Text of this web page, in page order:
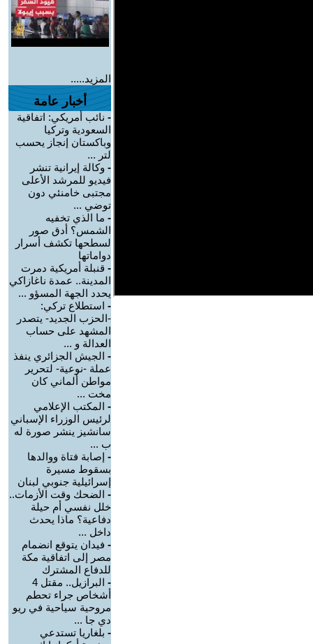
المزيد.....
أخبار عامة
- نائب أمريكي: اتفاقية
السعودية وتركيا
وباكستان إنجاز يحسب
لتر ...
- وكالة إيرانية تنشر
فيديو للمرشد الأعلى
مجتبى خامنئي دون
توضي ...
- ما الذي تخفيه
الشمس؟ أدق صور
لسطحها تكشف أسرار
دواماتها
- قنبلة أمريكية دمرت
المدينة.. عمدة ناغازاكي
يحدد الجهة المسؤو ...
- استطلاع تركي:
-الحزب الجديد- يتصدر
المشهد على حساب
العدالة و ...
- الجيش الجزائري ينفذ
عملة -نوعية- لتحرير
مواطن ألماني كان
مخت ...
- المكتب الإعلامي
لرئيس الوزراء الإسباني
سانشيز ينشر صورة له
ب ...
- إصابة فتاة ووالدها
بسقوط مسيرة
إسرائيلية جنوبي لبنان
- الضحك وقت الأزمات..
خلل نفسي أم حيلة
دفاعية؟ ماذا يحدث
داخل ...
- فيدان يتوقع انضمام
مصر إلى اتفاقية مكة
للدفاع المشترك
-
البرازيل.. مقتل 4
أشخاص جراء تحطم
مروحية سياحية في ريو
دي جا ...
- بلغاريا تستدعي